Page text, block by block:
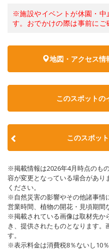
※施設やイベントが休園・中
す。おでかけの際は事前にご
地図・アクセス情
このスポットの
このスポッ
※掲載情報は2026年4月時点のも
容が変更となっている場合があり
ください。
※自然災害の影響やその他諸事情
営業時間、植物の開花・見頃期間
※掲載されている画像は取材先か
き、提供されたものとなります
す。
※表示料金は消費税8％ないし10％